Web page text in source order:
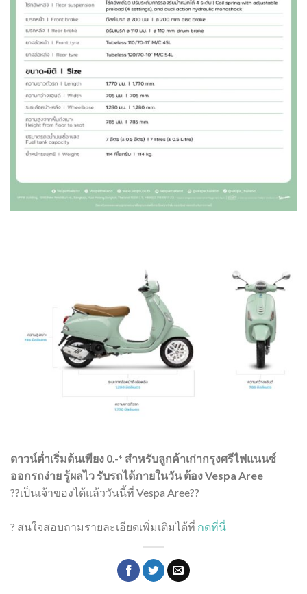
ดาวน์ต่ำเริ่มต้นเพียง 0.-* สำหรับลูกค้าเก่ากรุงศรีไฟแนนซ์
ออกรถง่าย รู้ผลไว รับรถได้ภายในวัน ต้อง Vespa Aree
??เป็นเจ้าของได้แล้ววันนี้ที่ Vespa Aree??
? สนใจสอบถามรายละเอียดเพิ่มเติมได้ที่ กดที่นี่